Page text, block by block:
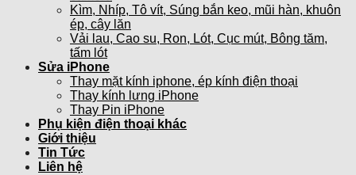
Kìm, Nhíp, Tô vít, Súng bắn keo, mũi hàn, khuôn
ép, cây lăn
Vải lau, Cao su, Ron, Lót, Cục mút, Bông tăm,
tấm lót
Sửa iPhone
Thay mặt kính iphone, ép kính điện thoại
Thay kính lưng iPhone
Thay Pin iPhone
Phụ kiện điện thoại khác
Giới thiệu
Tin Tức
Liên hệ